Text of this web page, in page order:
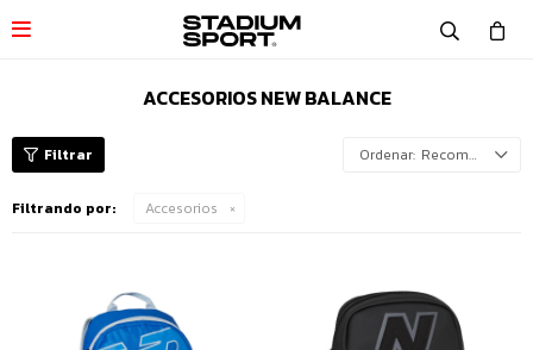

ACCESORIOS NEW BALANCE
Recomendados
Filtrando por: Accesorios